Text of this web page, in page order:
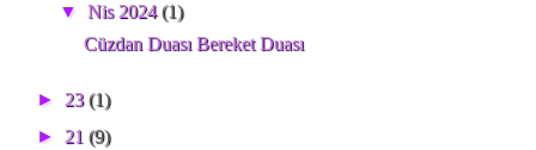
▼Nis 2024(1)
Cüzdan Duası Bereket Duası
► 23(1)
► 21 (9)